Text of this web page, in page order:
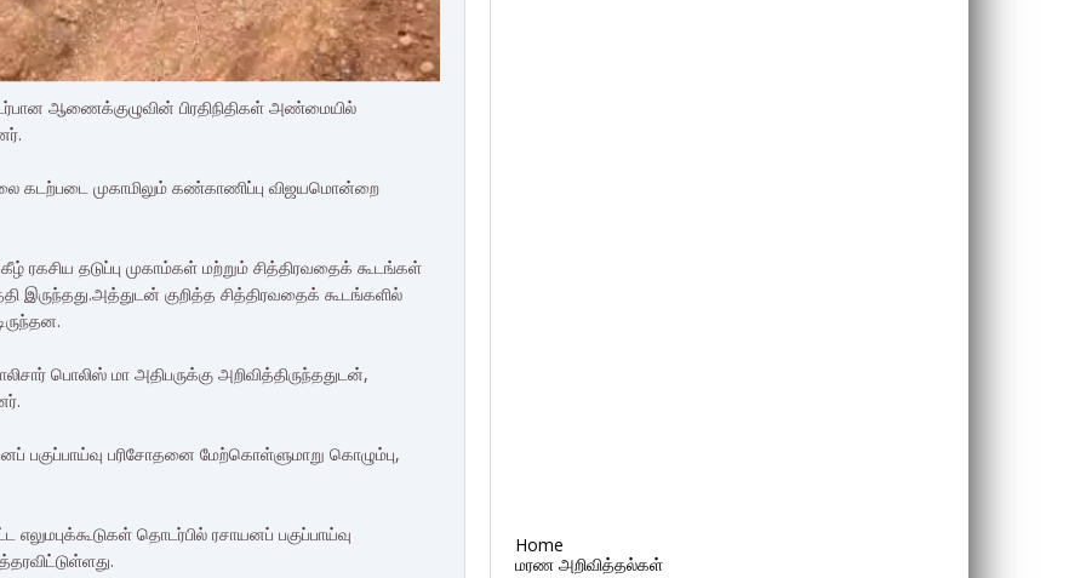
ஆணைக்குழுவின் பிரதிநிதிகள் அண்மையில்
கடற்படை முகாமிலும் கண்காணிப்பு விஜயமொன்றை
ரகசிய தடுப்பு முகாம்கள் மற்றும் சித்திரவதைக் கூடங்கள்
இருந்தது.அத்துடன் குறித்த சித்திரவதைக் கூடங்களில்
பொலிஸ் மா அதிபருக்கு அறிவித்திருந்ததுடன்,
பகுப்பாய்வு பரிசோதனை மேற்கொள்ளுமாறு கொழும்பு,
தொடர்பில் ரசாயனப் பகுப்பாய்வு
Home
மரண அறிவித்தல்கள்